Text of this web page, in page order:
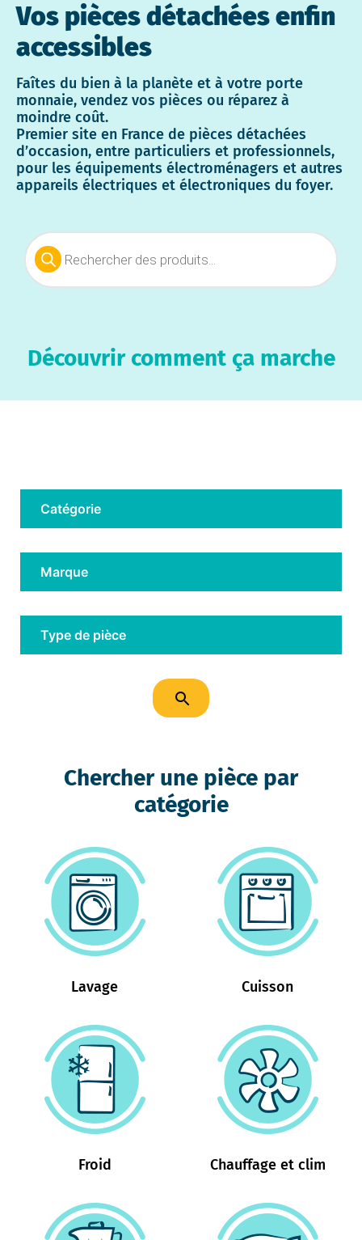
Vos pièces détachées enfin
accessibles
Faîtes du bien à la planète et à votre porte
monnaie, vendez vos pièces ou réparez à
moindre coût.
Premier site en France de pièces détachées
d’occasion, entre particuliers et professionnels,
pour les équipements électroménagers et autres
appareils électriques et électroniques du foyer.
Découvrir comment ça marche
Chercher une pièce par
catégorie
Lavage Cuisson
Froid Chauffage et clim